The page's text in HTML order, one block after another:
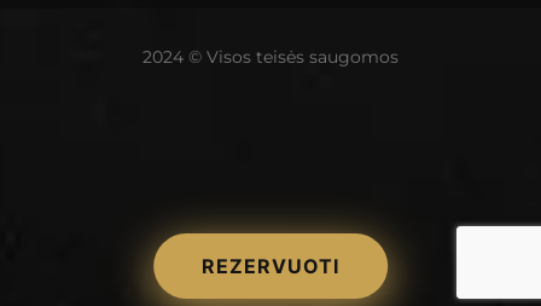
2024 © Visos teisės saugomos
REZERVUOTI